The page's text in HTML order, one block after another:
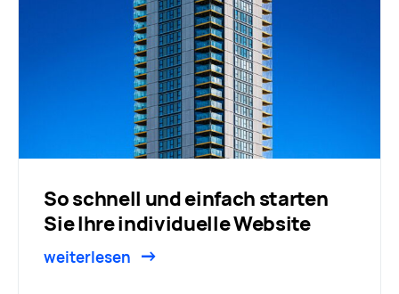
So schnell und einfach starten
Sie Ihre individuelle Website
weiterlesen